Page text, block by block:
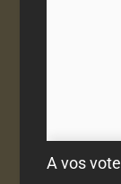
A vos